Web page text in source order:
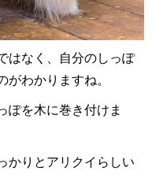
はなく、自分のしっぽ
わかりますね。
ぽを木に巻き付けま
かりとアリクイらしい